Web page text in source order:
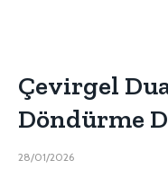
Çevirgel
Döndürme
28/01/2026